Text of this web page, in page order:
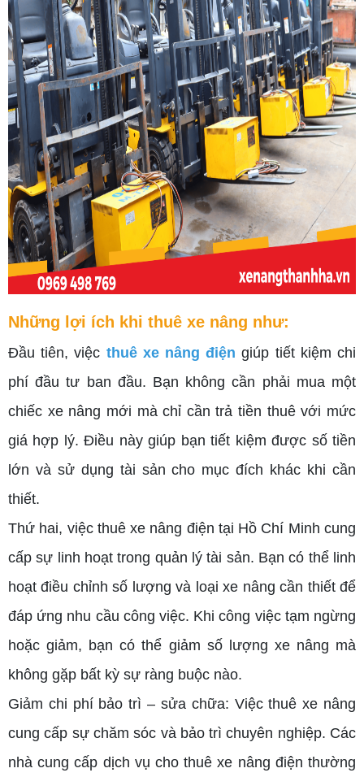
Những lợi ích khi thuê xe nâng như:
Đầu tiên, việc thuê xe nâng điện giúp tiết kiệm chi
phí đầu tư ban đầu. Bạn không cần phải mua một
chiếc xe nâng mới mà chỉ cần trả tiền thuê với mức
giá hợp lý. Điều này giúp bạn tiết kiệm được số tiền
lớn và sử dụng tài sản cho mục đích khác khi cần
thiết.
Thứ hai, việc thuê xe nâng điện tại Hồ Chí Minh cung
cấp sự linh hoạt trong quản lý tài sản. Bạn có thể linh
hoạt điều chỉnh số lượng và loại xe nâng cần thiết để
đáp ứng nhu cầu công việc. Khi công việc tạm ngừng
hoặc giảm, bạn có thể giảm số lượng xe nâng mà
không gặp bất kỳ sự ràng buộc nào.
Giảm chi phí bảo trì – sửa chữa: Việc thuê xe nâng
cung cấp sự chăm sóc và bảo trì chuyên nghiệp. Các
nhà cung cấp dịch vụ cho thuê xe nâng điện thường